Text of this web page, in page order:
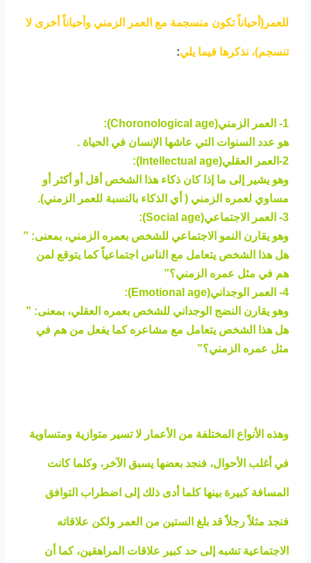
للعمر(أحياناً تكون منسجمة مع العمر الزمني وأحياناً أخرى لا
تنسجم)، نذكرها فيما يلي:
1- العمر الزمني(Choronological age):
هو عدد السنوات التي عاشها الإنسان في الحياة .
2-العمر العقلي(Intellectual age):
وهو يشير إلى ما إذا كان ذكاء هذا الشخص أقل أو أكثر أو
مساوي لعمره الزمني ( أي الذكاء بالنسبة للعمر الزمني).
3- العمر الاجتماعي(Social age):
وهو يقارن النمو الاجتماعي للشخص بعمره الزمني، بمعنى: ”
هل هذا الشخص يتعامل مع الناس اجتماعياً كما يتوقع لمن
هم في مثل عمره الزمني؟”
4- العمر الوجداني(Emotional age):
وهو يقارن النضج الوجداني للشخص بعمره العقلي، بمعنى: ”
هل هذا الشخص يتعامل مع مشاعره كما يفعل من هم في
مثل عمره الزمني؟”
وهذه الأنواع المختلفة من الأعمار لا تسير متوازية ومتساوية
في أغلب الأحوال، فنجد بعضها يسبق الآخر، وكلما كانت
المسافة كبيرة بينها كلما أدى ذلك إلى اضطراب التوافق
فنجد مثلاً رجلاً قد بلغ الستين من العمر ولكن علاقاته
الاجتماعية تشبه إلى حد كبير علاقات المراهقين، كما أن